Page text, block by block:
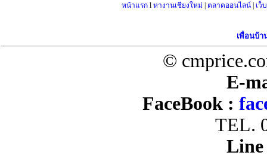
หน้าแรก lหางานเชียงใหม่ |ตลาดออนไลน์ | เว็
เพื่อนบ้า
©
E-
FaceBook :
TEL.